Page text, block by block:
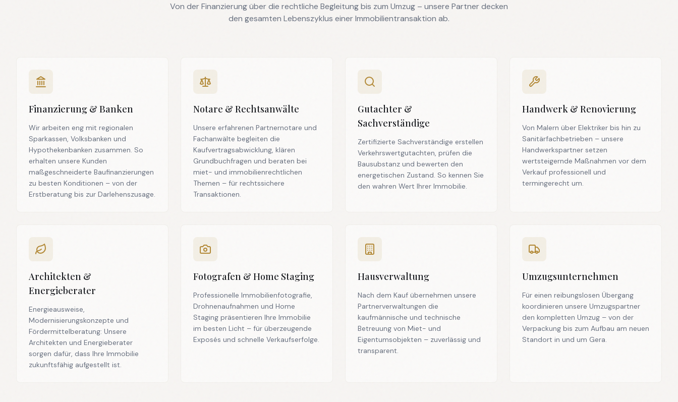
Von der Finanzierung über die rechtliche Begleitung bis zum Umzug – unsere Partner decken
den gesamten Lebenszyklus einer Immobilientransaktion ab.
Finanzierung & Banken
Wir arbeiten eng mit regionalen
Sparkassen, Volksbanken und
Hypothekenbanken zusammen. So
erhalten unsere Kunden
maßgeschneiderte Baufinanzierungen
zu besten Konditionen – von der
Erstberatung bis zur Darlehenszusage.
Notare & Rechtsanwälte
Unsere erfahrenen Partnernotare und
Fachanwälte begleiten die
Kaufvertragsabwicklung, klären
Grundbuchfragen und beraten bei
miet- und immobilienrechtlichen
Themen – für rechtssichere
Transaktionen.
Gutachter &
Sachverständige
Zertifizierte Sachverständige erstellen
Verkehrswertgutachten, prüfen die
Bausubstanz und bewerten den
energetischen Zustand. So kennen Sie
den wahren Wert Ihrer Immobilie.
Handwerk & Renovierung
Von Malern über Elektriker bis hin zu
Sanitärfachbetrieben – unsere
Handwerkspartner setzen
wertsteigernde Maßnahmen vor dem
Verkauf professionell und
termingerecht um.
Architekten &
Energieberater
Energieausweise,
Modernisierungskonzepte und
Fördermittelberatung: Unsere
Architekten und Energieberater
sorgen dafür, dass Ihre Immobilie
zukunftsfähig aufgestellt ist.
Fotografen & Home Staging
Professionelle Immobilienfotografie,
Drohnenaufnahmen und Home
Staging präsentieren Ihre Immobilie
im besten Licht – für überzeugende
Exposés und schnelle Verkaufserfolge.
Hausverwaltung
Nach dem Kauf übernehmen unsere
Partnerverwaltungen die
kaufmännische und technische
Betreuung von Miet- und
Eigentumsobjekten – zuverlässig und
transparent.
Umzugsunternehmen
Für einen reibungslosen Übergang
koordinieren unsere Umzugspartner
den kompletten Umzug – von der
Verpackung bis zum Aufbau am neuen
Standort in und um Gera.